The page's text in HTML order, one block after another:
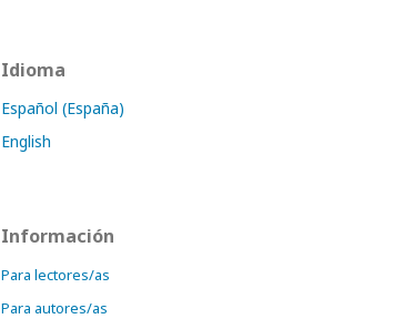
Idioma
Español (España)
English
Información
Para lectores/as
Para autores/as